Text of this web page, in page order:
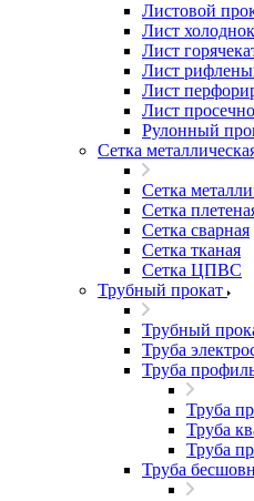
Листовой
Лист
Лист
Лист
Лист
Лист
Рулонный
Сетка
Сетка
Сетка
Сетка сварная
Сетка тканая
Сетка ЦПВС
Трубный прокат
Трубный
Труба
Труба
Труба
Труба
Труба
Труба